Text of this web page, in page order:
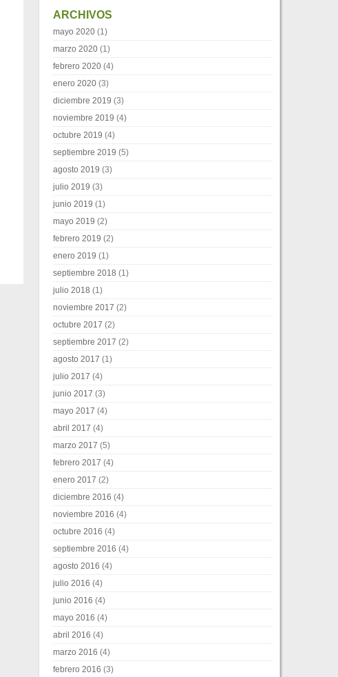
ARCHIVOS
mayo 2020 (1)
marzo 2020 (1)
febrero 2020 (4)
enero 2020 (3)
diciembre 2019 (3)
noviembre 2019 (4)
octubre 2019 (4)
septiembre 2019 (5)
agosto 2019 (3)
julio 2019 (3)
junio 2019 (1)
mayo 2019 (2)
febrero 2019 (2)
enero 2019 (1)
septiembre 2018 (1)
julio 2018 (1)
noviembre 2017 (2)
octubre 2017 (2)
septiembre 2017 (2)
agosto 2017 (1)
julio 2017 (4)
junio 2017 (3)
mayo 2017 (4)
abril 2017 (4)
marzo 2017 (5)
febrero 2017 (4)
enero 2017 (2)
diciembre 2016 (4)
noviembre 2016 (4)
octubre 2016 (4)
septiembre 2016 (4)
agosto 2016 (4)
julio 2016 (4)
junio 2016 (4)
mayo 2016 (4)
abril 2016 (4)
marzo 2016 (4)
febrero 2016 (3)